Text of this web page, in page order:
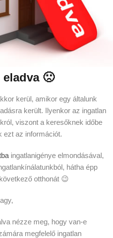
🙁
kerül, amikor egy általunk
került. Ilyenkor az ingatlan
viszont a keresőknek időbe
ezt az információt.
ingatlanigénye elmondásával,
hátha épp
otthonát 😉
nézze meg, hogy van-e
megfelelő ingatlan